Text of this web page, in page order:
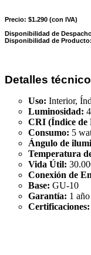
Precio: $1.290 (con IVA)
Disponibilidad de
Disponibilidad de
Detalles
Uso: Interior,
Luminosidad:
CRI (Índice de
Consumo: 5
Ángulo de
Temperatura
Vida Útil:
Conexión de
Base: GU-10
Garantía: 1 año
Certificaciones: